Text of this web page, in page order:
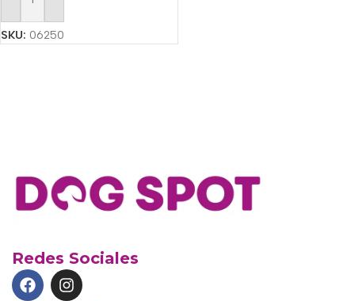
Añadir Al Carrito
SKU: 06250
Redes Sociales